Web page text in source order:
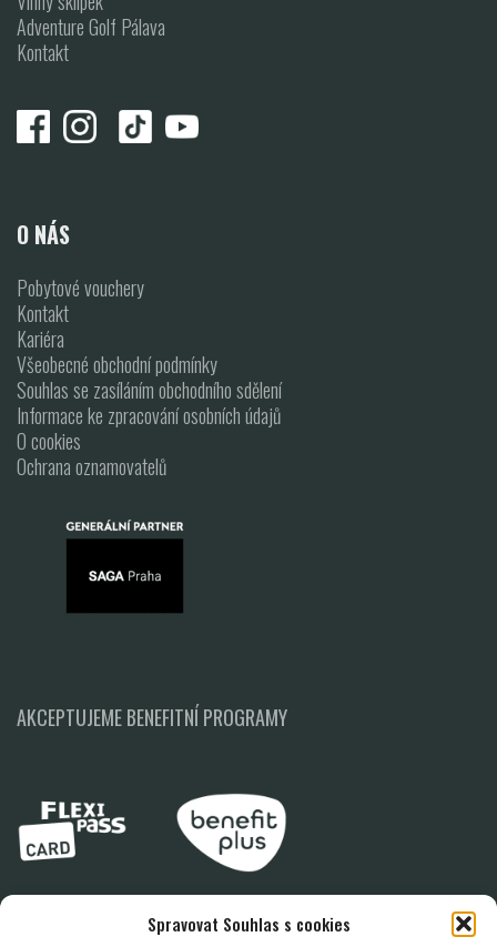
Spravovat Souhlas s cookies
Adventure Golf Pálava
Kontakt
O NÁS
Pobytové vouchery
Kontakt
Kariéra
Všeobecné obchodní podmínky
Souhlas se zasíláním obchodního sdělení
Informace ke zpracování osobních údajů
O cookies
Ochrana oznamovatelů
AKCEPTUJEME BENEFITNÍ PROGRAMY